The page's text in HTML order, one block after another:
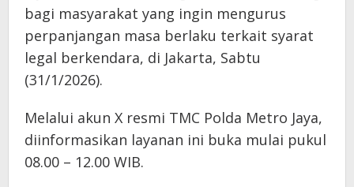
bagi masyarakat yang ingin mengurus
perpanjangan masa berlaku terkait syarat
legal berkendara, di Jakarta, Sabtu
(31/1/2026).
Melalui akun X resmi TMC Polda Metro Jaya,
diinformasikan layanan ini buka mulai pukul
08.00 – 12.00 WIB.